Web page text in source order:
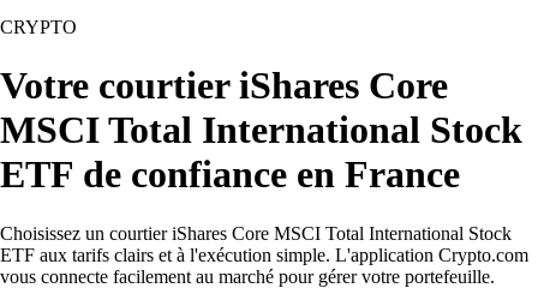
CRYPTO
Votre courtier iShares Core
MSCI Total International Stock
ETF de confiance en France
Choisissez un courtier iShares Core MSCI Total International Stock
ETF aux tarifs clairs et à l'exécution simple. L'application Crypto.com
vous connecte facilement au marché pour gérer votre portefeuille.